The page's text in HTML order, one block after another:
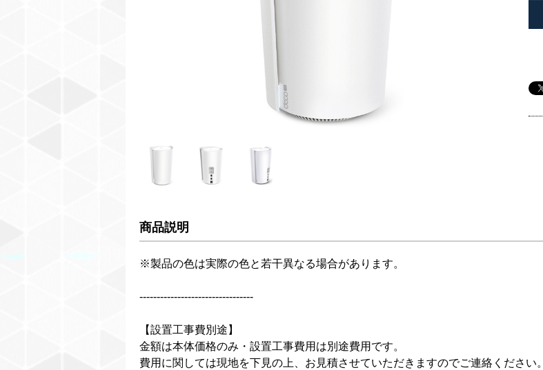
商品説明
※製品の色は実際の色と若干異なる場合があります。
---------------------------------
【設置工事費別途】
金額は本体価格のみ・設置工事費用は別途費用です。
費用に関しては現地を下見の上、お見積させていただきますのでご連絡ください。